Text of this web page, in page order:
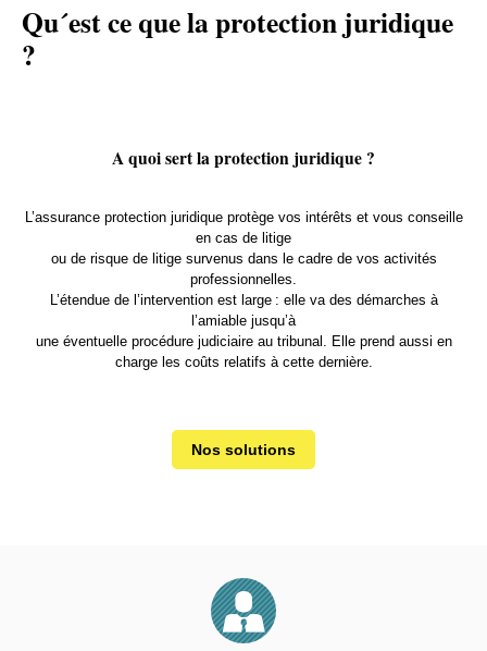
Qu´est ce que la protection juridique
?
A quoi sert la protection juridique ?
L’assurance protection juridique protège vos intérêts et vous conseille
en cas de litige
ou de risque de litige survenus dans le cadre de vos activités
professionnelles.
L’étendue de l’intervention est large : elle va des démarches à
l’amiable jusqu’à
une éventuelle procédure judiciaire au tribunal. Elle prend aussi en
charge les coûts relatifs à cette dernière.
Nos solutions